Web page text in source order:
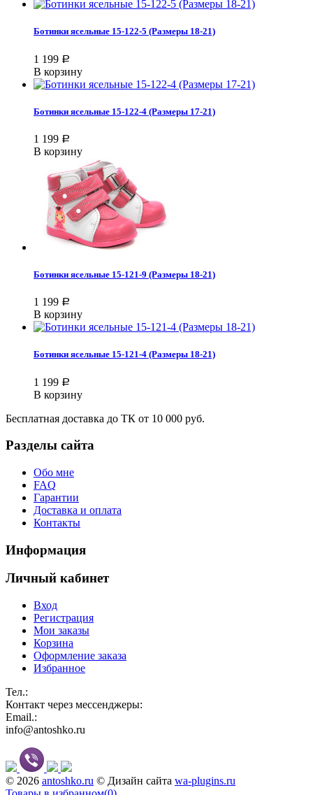
Ботинки ясельные 15-122-5 (Размеры 18-21)
1 199 Р
В корзину
Ботинки ясельные 15-122-4 (Размеры 17-21)
1 199 Р
В корзину
Ботинки ясельные 15-121-9 (Размеры 18-21)
1 199 Р
В корзину
Ботинки ясельные 15-121-4 (Размеры 18-21)
1 199 Р
В корзину
Бесплатная доставка до ТК от 10 000 руб.
Разделы сайта
Обо мне
FAQ
Гарантии
Доставка и оплата
Контакты
Информация
Личный кабинет
Вход
Регистрация
Мои заказы
Корзина
Оформление заказа
Избранное
Тел.:
Контакт через мессенджеры:
Email.:
info@antoshko.ru
© 2026 antoshko.ru © Дизайн сайта wa-plugins.ru